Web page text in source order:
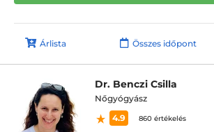
Árlista Összes időpont
Dr. Benczi Csilla
Nőgyógyász
4.9
860 értékelés